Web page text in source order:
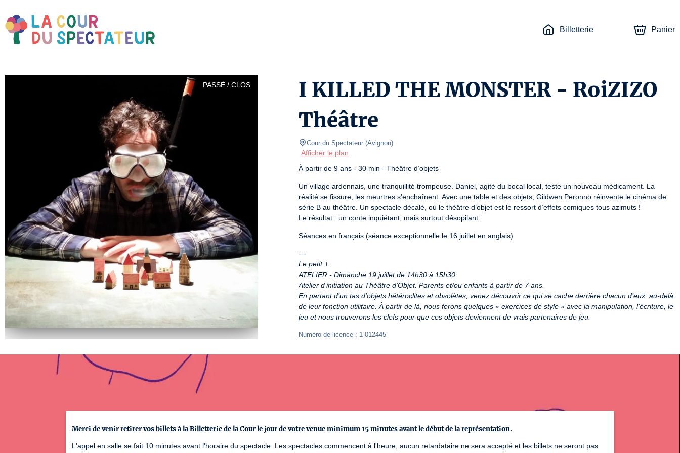
Billetterie Panier
PASSÉ / CLOS
I KILLED THE MONSTER - RoiZIZO
Théâtre
Cour du Spectateur (Avignon)
Afficher le plan
À partir de 9 ans - 30 min - Théâtre d’objets
Un village ardennais, une tranquillité trompeuse. Daniel, agité du bocal local, teste un nouveau médicament. La
réalité se fissure, les meurtres s’enchaînent. Avec une table et des objets, Gildwen Peronno réinvente le cinéma de
série B au théâtre. Un spectacle décalé, où le théâtre d’objet est le ressort d’effets comiques tous azimuts !
Le résultat : un conte inquiétant, mais surtout désopilant.
Séances en français (séance exceptionnelle le 16 juillet en anglais)
Le petit +
ATELIER - Dimanche 19 juillet de 14h30 à 15h30
Atelier d’initiation au Théâtre d’Objet. Parents et/ou enfants à partir de 7 ans.
En partant d’un tas d’objets hétéroclites et obsolètes, venez découvrir ce qui se cache derrière chacun d’eux, au-delà
de leur fonction utilitaire. À partir de là, nous ferons quelques « exercices de style » avec la manipulation, l’écriture, le
jeu et nous trouverons les clefs pour que ces objets deviennent de vrais partenaires de jeu.
Numéro de licence : 1-012445
Merci de venir retirer vos billets à la Billetterie de la Cour le jour de votre venue minimum 15 minutes avant le début de la représentation.
L'appel en salle se fait 10 minutes avant l'horaire du spectacle. Les spectacles commencent à l'heure, aucun retardataire ne sera accepté et les billets ne seront pas